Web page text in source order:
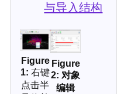
与导入结构
右键
点击半
对象
编辑